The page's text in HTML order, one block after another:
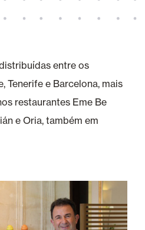
entre os
Tenerife e Barcelona, mais
restaurantes Eme Be
e Oria, também em